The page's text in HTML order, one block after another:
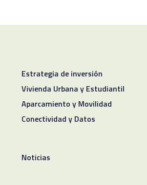
Estrategia de inversión
Vivienda Urbana y Estudiantil
Aparcamiento y Movilidad
Conectividad y Datos
Noticias